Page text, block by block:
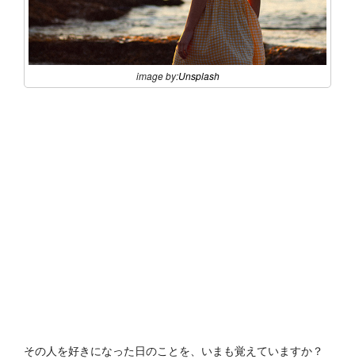
image by:Unsplash
その人を好きになった日のことを、いまも覚えていますか？